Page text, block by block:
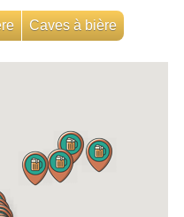
Caves à bière